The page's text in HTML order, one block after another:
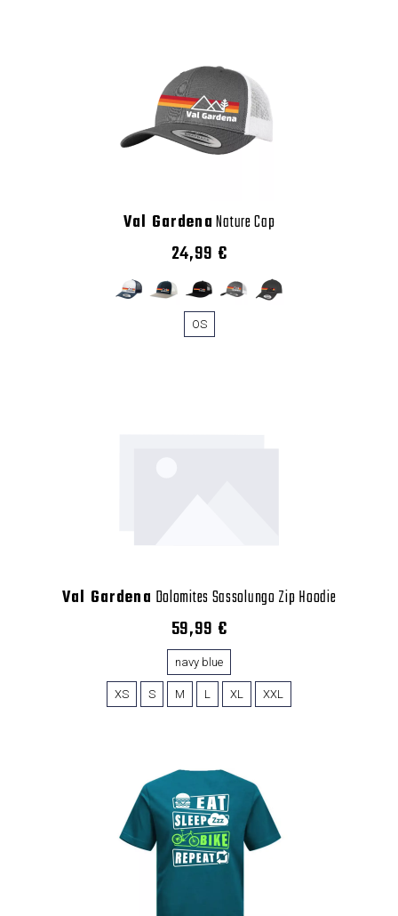
Val GardenaNature Cap
24,99 €
OS
Val Gardena Dolomites Sassolungo Zip Hoodie
59,99 €
navy blue
XS S M L XL XXL